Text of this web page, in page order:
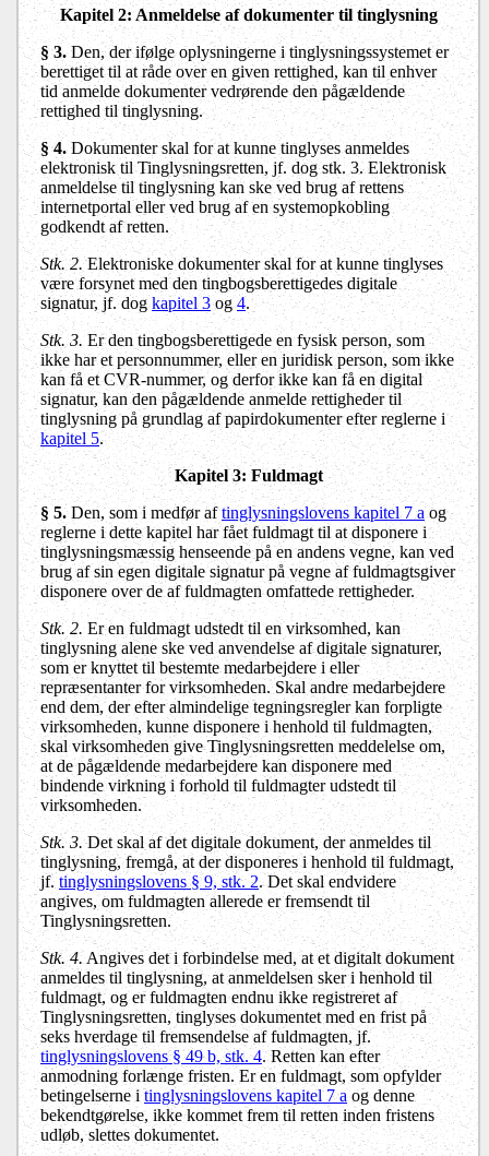
Kapitel 2: Anmeldelse af dokumenter til tinglysning
§ 3. Den, der ifølge oplysningerne i tinglysningssystemet er
berettiget til at råde over en given rettighed, kan til enhver
tid anmelde dokumenter vedrørende den pågældende
rettighed til tinglysning.
§ 4.Dokumenter skal for at kunne tinglyses anmeldes
elektronisk til Tinglysningsretten, jf. dog stk. 3. Elektronisk
anmeldelse til tinglysning kan ske ved brug af rettens
internetportal eller ved brug af en systemopkobling
godkendt af retten.
Stk. 2.Elektroniske dokumenter skal for at kunne tinglyses
være forsynet med den tingbogsberettigedes digitale
signatur, jf. dogkapitel 3og4.
Stk. 3. Er den tingbogsberettigede en fysisk person, som
ikke har et personnummer, eller en juridisk person, som ikke
kan få et CVR-nummer, og derfor ikke kan få en digital
signatur, kan den pågældende anmelde rettigheder til
tinglysning på grundlag af papirdokumenter efter reglerne i
kapitel 5.
Kapitel 3: Fuldmagt
§ 5.Den, som i medfør aftinglysningslovens kapitel 7 aog
reglerne i dette kapitel har fået fuldmagt til at disponere i
tinglysningsmæssig henseende på en andens vegne, kan ved
brug af sin egen digitale signatur på vegne af fuldmagtsgiver
disponere over de af fuldmagten omfattede rettigheder.
Stk. 2. Er en fuldmagt udstedt til en virksomhed, kan
tinglysning alene ske ved anvendelse af digitale signaturer,
som er knyttet til bestemte medarbejdere i eller
repræsentanter for virksomheden. Skal andre medarbejdere
end dem, der efter almindelige tegningsregler kan forpligte
virksomheden, kunne disponere i henhold til fuldmagten,
skal virksomheden give Tinglysningsretten meddelelse om,
at de pågældende medarbejdere kan disponere med
bindende virkning i forhold til fuldmagter udstedt til
virksomheden.
Stk. 3.Det skal af det digitale dokument, der anmeldes til
tinglysning, fremgå, at der disponeres i henhold til fuldmagt,
jf. tinglysningslovens § 9, stk. 2. Det skal endvidere
angives, om fuldmagten allerede er fremsendt til
Tinglysningsretten.
Stk. 4.Angives det i forbindelse med, at et digitalt dokument
anmeldes til tinglysning, at anmeldelsen sker i henhold til
fuldmagt, og er fuldmagten endnu ikke registreret af
Tinglysningsretten, tinglyses dokumentet med en frist på
seks hverdage til fremsendelse af fuldmagten, jf.
tinglysningslovens § 49 b, stk. 4. Retten kan efter
anmodning forlænge fristen. Er en fuldmagt, som opfylder
betingelserne itinglysningslovens kapitel 7 a og denne
bekendtgørelse, ikke kommet frem til retten inden fristens
udløb, slettes dokumentet.